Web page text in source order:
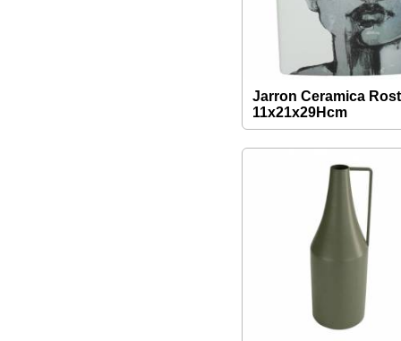
Jarron Ceramica
11x21x29Hcm